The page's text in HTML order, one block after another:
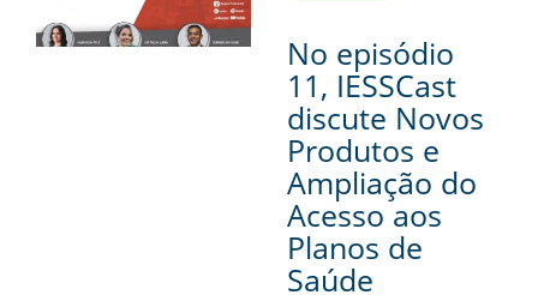
No episódio
11, IESSCast
discute Novos
Produtos e
Ampliação do
Acesso aos
Planos de
Saúde